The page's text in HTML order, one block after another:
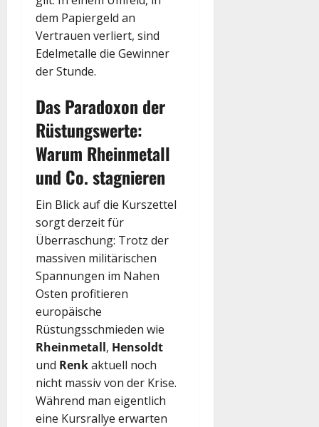
dem Papiergeld an
Vertrauen verliert, sind
Edelmetalle die Gewinner
der Stunde.
Das Paradoxon der
Rüstungswerte:
Warum Rheinmetall
und Co. stagnieren
Ein Blick auf die Kurszettel
sorgt derzeit für
Überraschung: Trotz der
massiven militärischen
Spannungen im Nahen
Osten profitieren
europäische
Rüstungsschmieden wie
Rheinmetall, Hensoldt
und Renkaktuell noch
nicht massiv von der Krise.
Während man eigentlich
eine Kursrallye erwarten